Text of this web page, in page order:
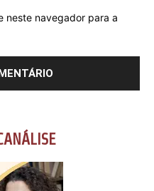
neste navegador para a